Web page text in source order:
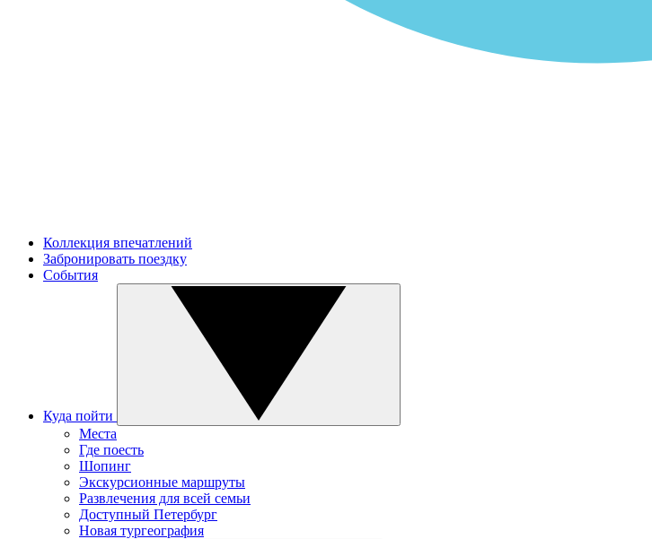
Коллекция впечатлений
Забронировать поездку
События
Куда пойти
Места
Где поесть
Шопинг
Экскурсионные маршруты
Развлечения для всей семьи
Доступный Петербург
Новая тургеография